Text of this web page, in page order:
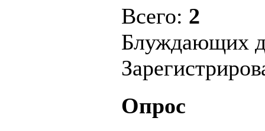
Всего: 2
Блуждающих
Опрос